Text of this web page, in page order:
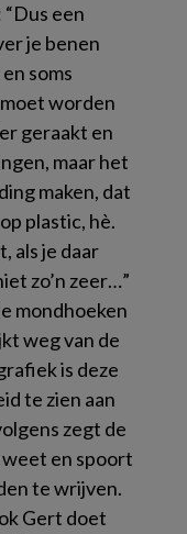
een
je benen
soms
worden
geraakt en
maar het
maken, dat
plastic, hè.
als je daar
zo’n zeer…”
mondhoeken
weg van de
is deze
te zien aan
zegt de
en spoort
te wrijven.
Gert doet